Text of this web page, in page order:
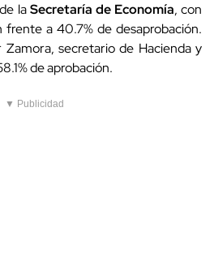
laSecretaría de Economía, con
frente a 40.7% de desaprobación.
secretario de Hacienda y
de aprobación.
▼ Publicidad